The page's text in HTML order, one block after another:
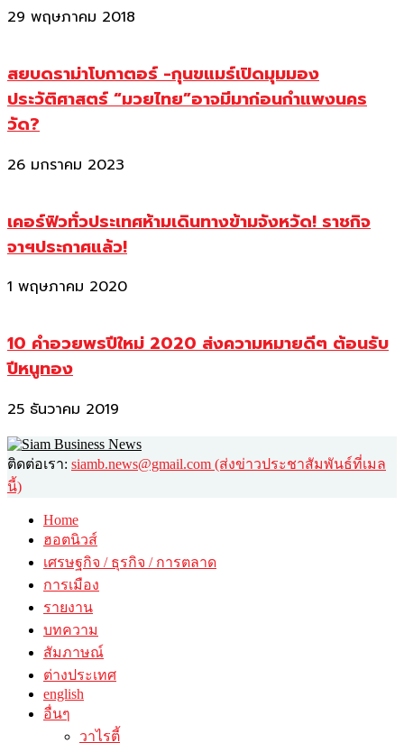
29 พฤษภาคม 2018
สยบดราม่าโบกาตอร์ -กุนขแมร์เปิดมุมมอง
ประวัติศาสตร์ “มวยไทย”อาจมีมาก่อนกำแพงนคร
วัด?
26 มกราคม 2023
เคอร์ฟิวทั่วประเทศห้ามเดินทางข้ามจังหวัด! ราชกิจ
จาฯประกาศแล้ว!
1 พฤษภาคม 2020
10 คำอวยพรปีใหม่ 2020 ส่งความหมายดีๆ ต้อนรับ
ปีหนูทอง
25 ธันวาคม 2019
ติดต่อเรา: siamb.news@gmail.com (ส่งข่าวประชาสัมพันธ์ที่เมล
นี้)
Home
ฮอตนิวส์
เศรษฐกิจ / ธุรกิจ / การตลาด
การเมือง
รายงาน
บทความ
สัมภาษณ์
ต่างประเทศ
english
อื่นๆ
วาไรตี้